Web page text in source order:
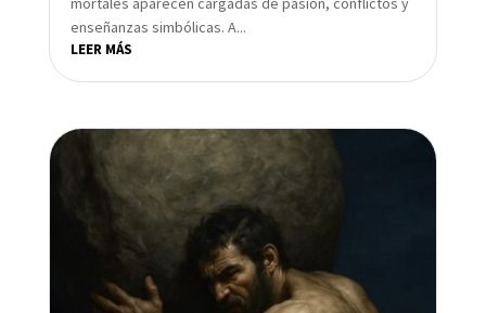
enseñanzas simbólicas. A...
LEER MÁS